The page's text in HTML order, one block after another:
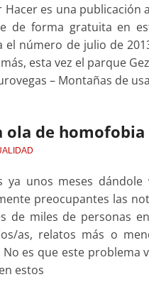
Hacer es una publicación
de forma gratuita en
el número de julio de
esta vez el parque
– Montañas de
ola de homofobia
ya unos meses
preocupantes las
de miles de personas
as, relatos más o
No es que este problema
estos